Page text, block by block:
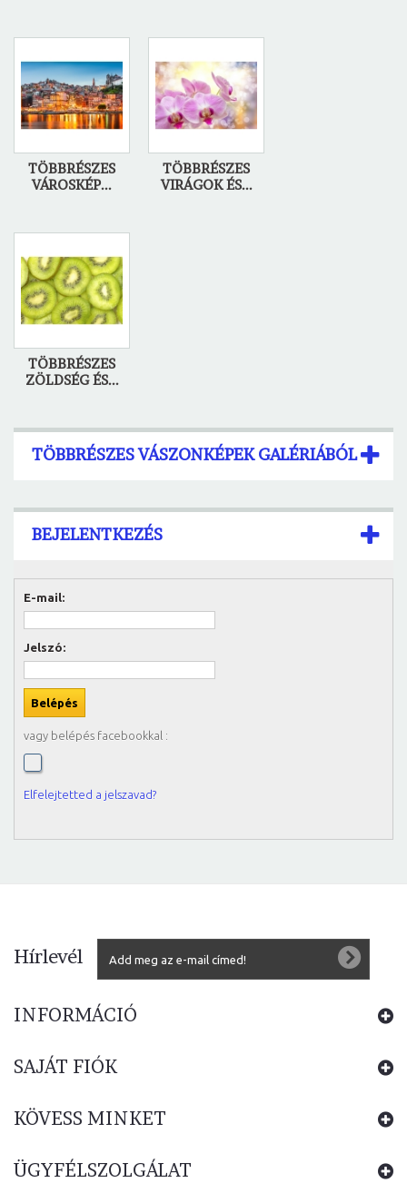
TÖBBRÉSZES
VÁROSKÉP...
TÖBBRÉSZES
VIRÁGOK ÉS...
TÖBBRÉSZES
ZÖLDSÉG ÉS...
TÖBBRÉSZES VÁSZONKÉPEK GALÉRIÁBÓL
BEJELENTKEZÉS
E-mail:
Jelszó:
vagy belépés facebookkal :
Elfelejtetted a jelszavad?
Hírlevél
INFORMÁCIÓ
SAJÁT FIÓK
KÖVESS MINKET
ÜGYFÉLSZOLGÁLAT